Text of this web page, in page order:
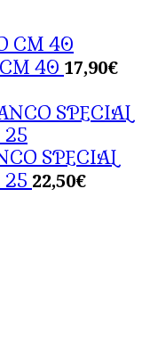
40 17,90€
SPECIAL
25 22,50€